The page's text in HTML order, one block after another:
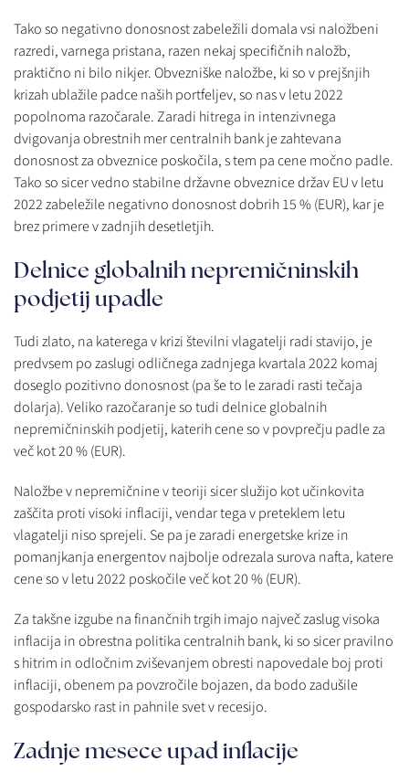
Tako so negativno donosnost zabeležili domala vsi naložbeni
razredi, varnega pristana, razen nekaj specifičnih naložb,
praktično ni bilo nikjer. Obvezniške naložbe, ki so v prejšnjih
krizah ublažile padce naših portfeljev, so nas v letu 2022
popolnoma razočarale. Zaradi hitrega in intenzivnega
dvigovanja obrestnih mer centralnih bank je zahtevana
donosnost za obveznice poskočila, s tem pa cene močno padle.
Tako so sicer vedno stabilne državne obveznice držav EU v letu
2022 zabeležile negativno donosnost dobrih 15 % (EUR), kar je
brez primere v zadnjih desetletjih.
Delnice globalnih nepremičninskih
podjetij upadle
Tudi zlato, na katerega v krizi številni vlagatelji radi stavijo, je
predvsem po zaslugi odličnega zadnjega kvartala 2022 komaj
doseglo pozitivno donosnost (pa še to le zaradi rasti tečaja
dolarja). Veliko razočaranje so tudi delnice globalnih
nepremičninskih podjetij, katerih cene so v povprečju padle za
več kot 20 % (EUR).
Naložbe v nepremičnine v teoriji sicer služijo kot učinkovita
zaščita proti visoki inflaciji, vendar tega v preteklem letu
vlagatelji niso sprejeli. Se pa je zaradi energetske krize in
pomanjkanja energentov najbolje odrezala surova nafta, katere
cene so v letu 2022 poskočile več kot 20 % (EUR).
Za takšne izgube na finančnih trgih imajo največ zaslug visoka
inflacija in obrestna politika centralnih bank, ki so sicer pravilno
s hitrim in odločnim zviševanjem obresti napovedale boj proti
inflaciji, obenem pa povzročile bojazen, da bodo zadušile
gospodarsko rast in pahnile svet v recesijo.
Zadnje mesece upad inflacije